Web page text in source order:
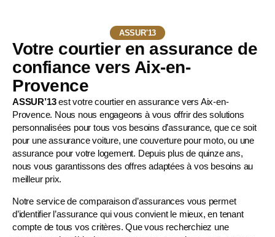
ASSUR'13
Votre courtier en assurance de
confiance vers Aix-en-
Provence
ASSUR’13est votre courtier en assurance vers Aix-en-
Provence. Nous nous engageons à vous offrir des solutions
personnalisées pour tous vos besoins d’assurance, que ce soit
pour uneassurance voiture, une couverture pour moto, ou une
assurance pour votre logement. Depuis plus de quinze ans,
nous vous garantissons des offres adaptées à vos besoins au
meilleur prix.
Notre service de comparaison d’assurances vous permet
d’identifier l’assurance qui vous convient le mieux, en tenant
compte de tous vos critères. Que vous recherchiez une